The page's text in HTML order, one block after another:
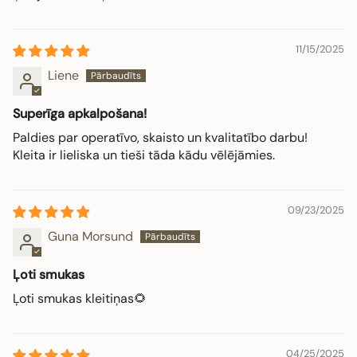
11/15/2025
Liene
Superīga apkalpošana!
Paldies par operatīvo, skaisto un kvalitatībo darbu!
Kleita ir lieliska un tieši tāda kādu vēlējāmies.
09/23/2025
Guna Morsund
Ļoti smukas
Ļoti smukas kleitiņas🌻
04/25/2025